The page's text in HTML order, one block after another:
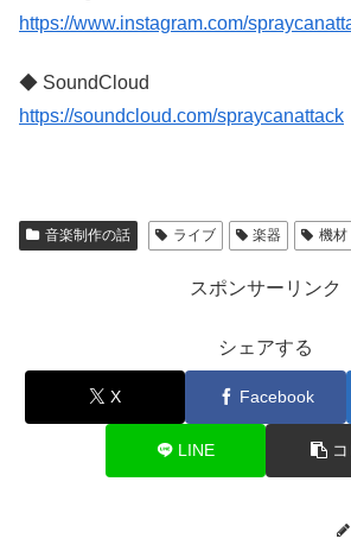
https://www.instagram.com/
◆ SoundCloud
https://soundcloud.com/spraycanattack
音楽制作の話 ライブ 楽器 機材
スポンサーリンク
シェアする
X Facebook
LINE